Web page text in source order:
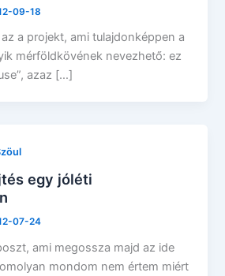
09-18
a projekt, ami tulajdonképpen a
mérföldkövének nevezhető: ez
azaz […]
egy jóléti
07-24
ami megossza majd az ide
mondom nem értem miért